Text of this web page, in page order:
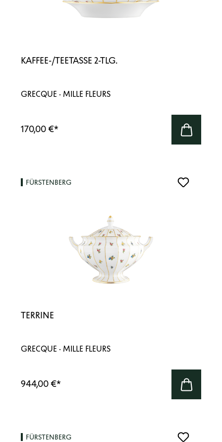
KAFFEE-/TEETASSE 2-TLG.
GRECQUE · MILLE FLEURS
170,00 €*
FÜRSTENBERG
TERRINE
GRECQUE · MILLE FLEURS
944,00 €*
FÜRSTENBERG